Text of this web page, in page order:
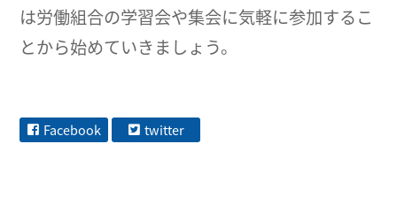
は労働組合の学習会や集会に気軽に参加するこ
とから始めていきましょう。
Facebook twitter